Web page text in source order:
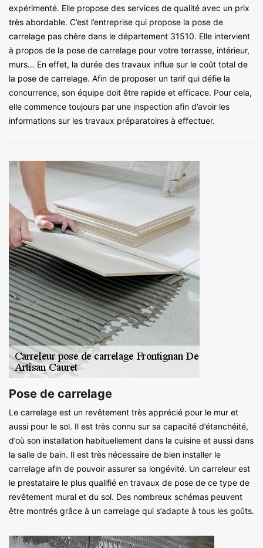
expérimenté. Elle propose des services de qualité avec un prix
très abordable. C’est l’entreprise qui propose la pose de
carrelage pas chère dans le département 31510. Elle intervient
à propos de la pose de carrelage pour votre terrasse, intérieur,
murs… En effet, la durée des travaux influe sur le coût total de
la pose de carrelage. Afin de proposer un tarif qui défie la
concurrence, son équipe doit être rapide et efficace. Pour cela,
elle commence toujours par une inspection afin d’avoir les
informations sur les travaux préparatoires à effectuer.
Pose de carrelage
Le carrelage est un revêtement très apprécié pour le mur et
aussi pour le sol. Il est très connu sur sa capacité d’étanchéité,
d’où son installation habituellement dans la cuisine et aussi dans
la salle de bain. Il est très nécessaire de bien installer le
carrelage afin de pouvoir assurer sa longévité. Un carreleur est
le prestataire le plus qualifié en travaux de pose de ce type de
revêtement mural et du sol. Des nombreux schémas peuvent
être montrés grâce à un carrelage qui s’adapte à tous les goûts.